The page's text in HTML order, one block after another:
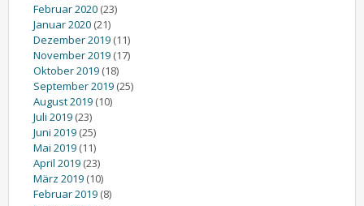
Februar 2020 (23)
Januar 2020 (21)
Dezember 2019 (11)
November 2019 (17)
Oktober 2019 (18)
September 2019 (25)
August 2019 (10)
Juli 2019 (23)
Juni 2019 (25)
Mai 2019 (11)
April 2019 (23)
März 2019 (10)
Februar 2019 (8)